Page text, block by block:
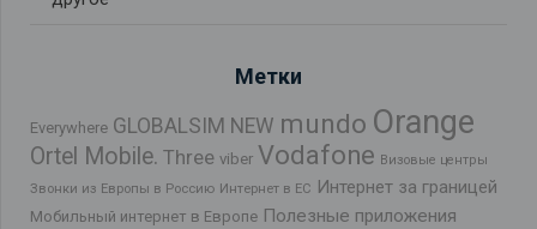
Метки
Everywhere GLOBALSIM NEW mundo Orange
Ortel Mobile. Three viber Vodafone Визовые центры
Звонки из Европы в Россию Интернет в ЕС Интернет за границей
Мобильный интернет в Европе Полезные приложения